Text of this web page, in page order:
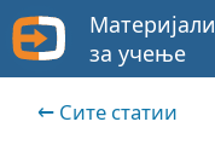
Материјали
за учење
Сите статии